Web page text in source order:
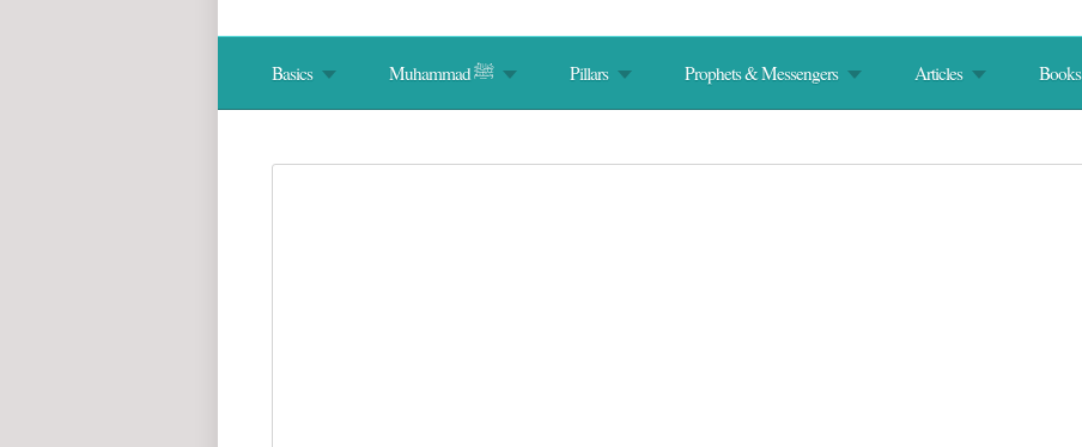
Basics Muhammad ﷺ Pillars Prophets & Messengers Articles Books